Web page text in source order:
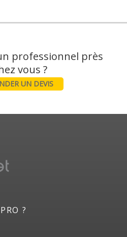
professionnel près
UN DEVIS
?